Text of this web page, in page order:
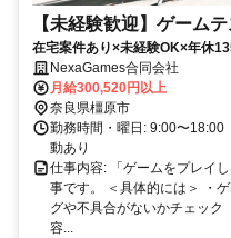
【未経験歓迎】ゲーム
在宅案件あり×未経験OK×年休
NexaGames合同会社
月給300,520円以上
奈良県橿原市
勤務時間・曜日: 9:00〜
動あり
仕事内容: 「ゲームをプレイ
事です。 ＜具体的には＞ ・
グや不具合がないかチェック
容...